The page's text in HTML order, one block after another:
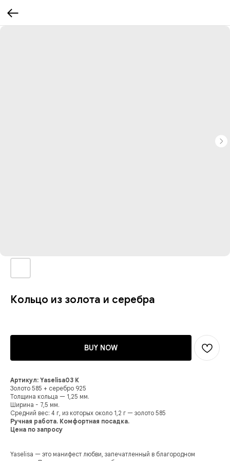
Кольцо из золота и серебра
BUY NOW
Артикул: Yaselisa03 К
Золото 585 + серебро 925
Толщина кольца — 1,25 мм.
Ширина - 7,5 мм.
Средний вес: 4 г, из которых около 1,2 г — золото 585
Ручная работа. Комфортная посадка.
Цена по запросу
Yaselisa — это манифест любви, запечатленный в благородном